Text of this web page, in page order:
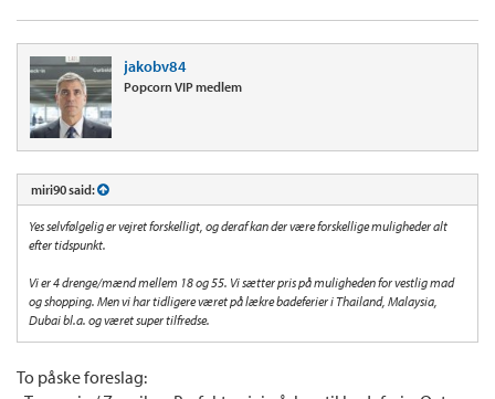
jakobv84
Popcorn VIP medlem
miri90 said:
Yes selvfølgelig er vejret forskelligt, og deraf kan der være forskellige muligheder alt
efter tidspunkt.
Vi er 4 drenge/mænd mellem 18 og 55. Vi sætter pris på muligheden for vestlig mad
og shopping. Men vi har tidligere været på lækre badeferier i Thailand, Malaysia,
Dubai bl.a. og været super tilfredse.
To påske foreslag: